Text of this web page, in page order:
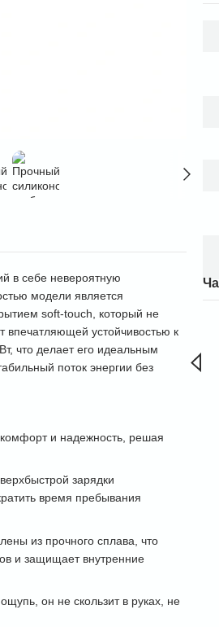
в себе невероятную
модели является
soft-touch, который не
впечатляющей устойчивостью к
что делает его идеальным
поток энергии без
и надежность, решая
зарядки
время пребывания
из прочного сплава, что
и защищает внутренние
он не скользит в руках, не